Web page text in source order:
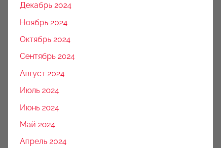
Декабрь 2024
Ноябрь 2024
Октябрь 2024
Сентябрь 2024
Август 2024
Июль 2024
Июнь 2024
Май 2024
Апрель 2024